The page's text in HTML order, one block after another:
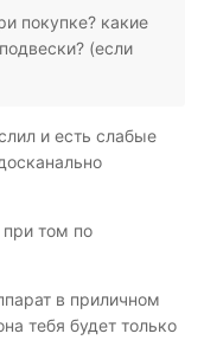
покупке? какие
(если
и есть слабые
том по
в приличном
тебя будет только